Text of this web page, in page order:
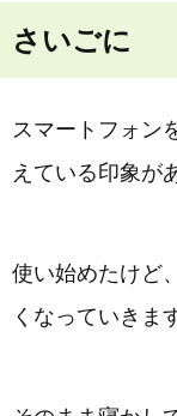
さいごに
スマートフォン
えている印象が
使い始めたけど
くなっていきま